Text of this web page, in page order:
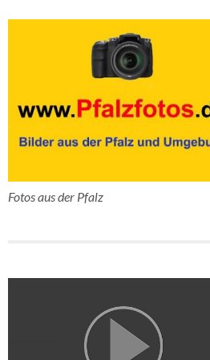
Fotos aus der Pfalz